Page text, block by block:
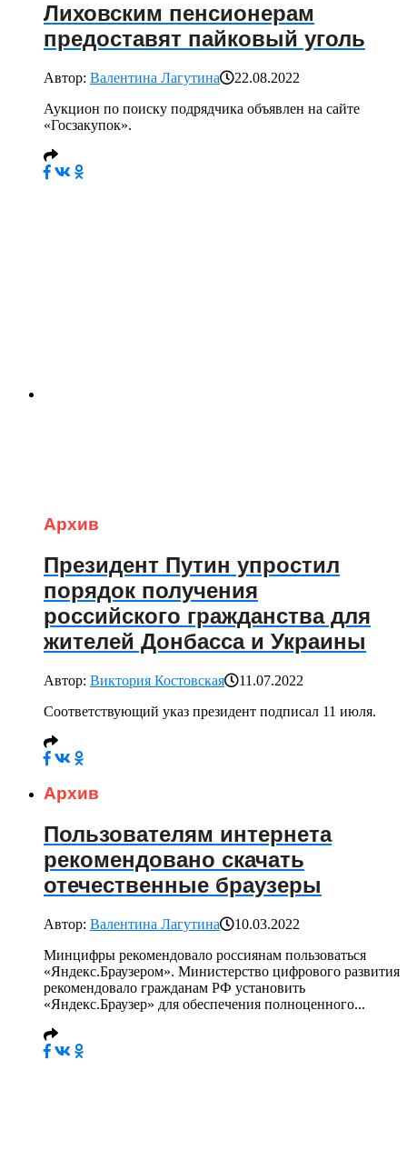
Лиховским пенсионерам
предоставят пайковый уголь
Автор: Валентина Лагутина
22.08.2022
Аукцион по поиску подрядчика объявлен на сайте
«Госзакупок».
Архив
Президент Путин упростил
порядок получения
российского гражданства для
жителей Донбасса и Украины
Автор: Виктория Костовская
11.07.2022
Соответствующий указ президент подписал 11 июля.
Архив
Пользователям интернета
рекомендовано скачать
отечественные браузеры
Автор: Валентина Лагутина
10.03.2022
Минцифры рекомендовало россиянам пользоваться
«Яндекс.Браузером». Министерство цифрового развития
рекомендовало гражданам РФ установить
«Яндекс.Браузер» для обеспечения полноценного...